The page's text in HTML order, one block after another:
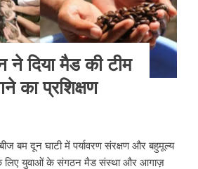
दिया मैड की टीम
का प्रशिक्षण
बम दून घाटी में पर्यावरण संरक्षण और बहुमूल्य
के लिए युवाओं के संगठन मैड संस्था और आगाज़